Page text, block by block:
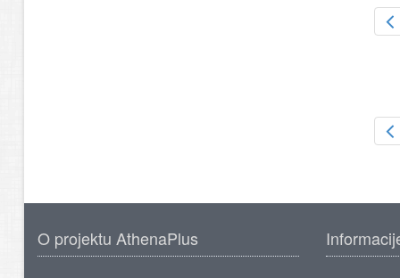
O projektu AthenaPlus